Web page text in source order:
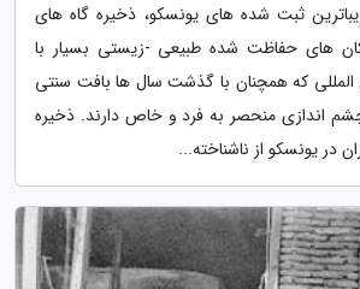
ثبت شده های یونسکو، ذخیره گاه های
های حفاظت شده طبیعی -زیستی بسیار با
که همچنان با گذشت سال ها بافت سنتی
اندازی منحصر به فرد و خاص دارند. ذخیره
در یونسکو از ناشناخته...